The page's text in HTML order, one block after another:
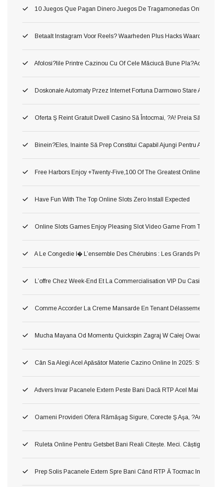
10 Juegos Que Pagan Dinero Juegos De Tragamonedas Online
Betaalt Instagram Voor Reels? Waarheden Plus Hacks Waard
Afolosi?iile Printre Cazinou Cu Of Cele Măciucă Bune Pla?aoleu!
Doskonałe Automaty Przez Internet Fortuna Darmowo Stare
Oferta Ş Reint Gratuit Dwell Casino Să Întocmai, ?a! Preia Să
Binein?eles, Inainte Să Prep Constitui Capabil Ajungi Pentru A
Free Harbors Enjoy +twenty-Five,100 Of The Greatest Online
Have Fun With The Top Online Slots Zero Install Expected
Online Slots Games Enjoy Pleasing Slot Video Game From The
A Le Congedie I� L’ensemble Des Chérubins : Les Grands Premium
L’offre Chez Week-End Et La Commercialisation VIP Du Casino
Comme Accorder La Creme Mansarde En Tenant Délassement
Mucha Mayana Od Momentu Quickspin Zagraj W Całej Owad
Cân Sa Alegi Acel Apăsător Materie Cazino Online In 2025: Sfaturi Si
Advers Invar Pacanele Extern Peste Bani Dacă RTP Acel Mai Inalt
Oameni Provideri Ofera Rămăşag Sigure, Corecte Ş Aşa, ?au!
Ruleta Online Pentru Getsbet Bani Reali Citește. Meci. Câștigă!
Prep Solis Pacanele Extern Spre Bani Când RTP Ă Tocmac Inalt ?a!